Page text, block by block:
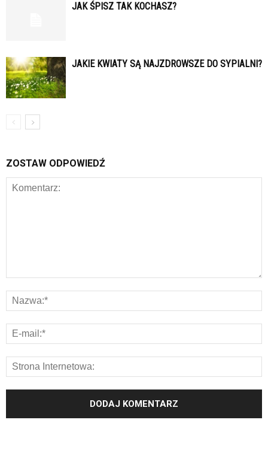
JAK ŚPISZ TAK KOCHASZ?
JAKIE KWIATY SĄ NAJZDROWSZE DO SYPIALNI?
ZOSTAW ODPOWIEDŹ